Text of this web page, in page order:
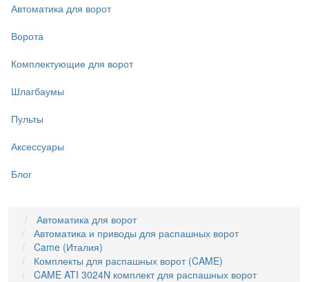
Автоматика для ворот
Ворота
Комплектующие для ворот
Шлагбаумы
Пульты
Аксессуары
Блог
Автоматика для ворот
Автоматика и приводы для распашных ворот
Came (Италия)
Комплекты для распашных ворот (CAME)
CAME ATI 3024N комплект для распашных ворот